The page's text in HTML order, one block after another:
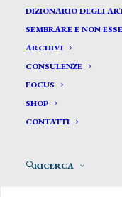
DIZIONARIO DEGLI
SEMBRARE E NON
ARCHIVI
CONSULENZE
FOCUS
SHOP
CONTATTI
RICERCA
Allievo di G.